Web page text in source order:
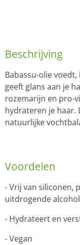
Beschrijving
Babassu-olie
geeft glans aan je
rozemarijn en pro-
hydrateren je haar.
natuurlijke
Voordelen
- Vrij van siliconen,
uitdrogende
- Hydrateert en
- Vegan